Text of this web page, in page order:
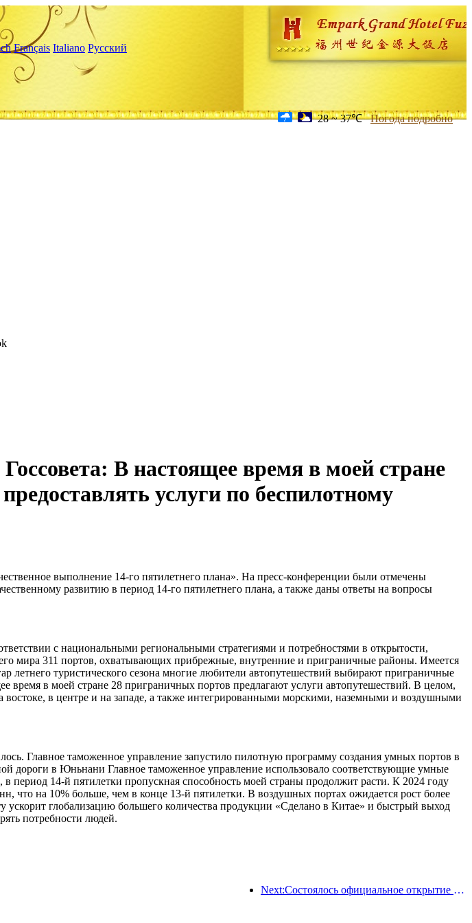
Français Italiano Русский
28 ~ 37℃ Погода подробно
В настоящее время в моей стране
услуги по беспилотному
выполнение 14-го пятилетнего плана». На пресс-конференции были отмечены
развитию в период 14-го пятилетнего плана, а также даны ответы на вопросы
с национальными региональными стратегиями и потребностями в открытости,
мира 311 портов, охватывающих прибрежные, внутренние и приграничные районы. Имеется
туристического сезона многие любители автопутешествий выбирают приграничные
время в моей стране 28 приграничных портов предлагают услуги автопутешествий. В целом,
в центре и на западе, а также интегрированными морскими, наземными и воздушными
Главное таможенное управление запустило пилотную программу создания умных портов в
дороги в Юньнани Главное таможенное управление использовало соответствующие умные
период 14-й пятилетки пропускная способность моей страны продолжит расти. К 2024 году
что на 10% больше, чем в конце 13-й пятилетки. В воздушных портах ожидается рост более
глобализацию большего количества продукции «Сделано в Китае» и быстрый выход
потребности людей.
Next:Состоялось официальное открытие четырех культурных объектов, включая недавно построенный «Зал поэзии Цзиньлин» в живописном районе озера Сюаньу в Нанкине.